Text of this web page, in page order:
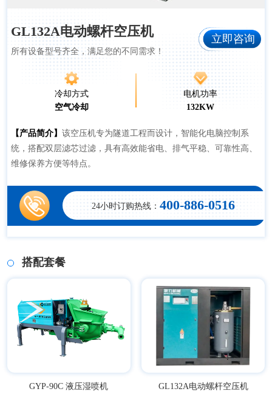
GL132A电动螺杆空压机
所有设备型号齐全，满足您的不同需求！
立即咨询
冷却方式
空气冷却
电机功率
132KW
【产品简介】 该空压机专为隧道工程而设计，智能化电脑控制系
统，搭配双层滤芯过滤，具有高效能省电、排气平稳、可靠性高、
维修保养方便等特点。
24小时订购热线：400-886-0516
搭配套餐
GYP-90C 液压湿喷机 GL132A电动螺杆空压机